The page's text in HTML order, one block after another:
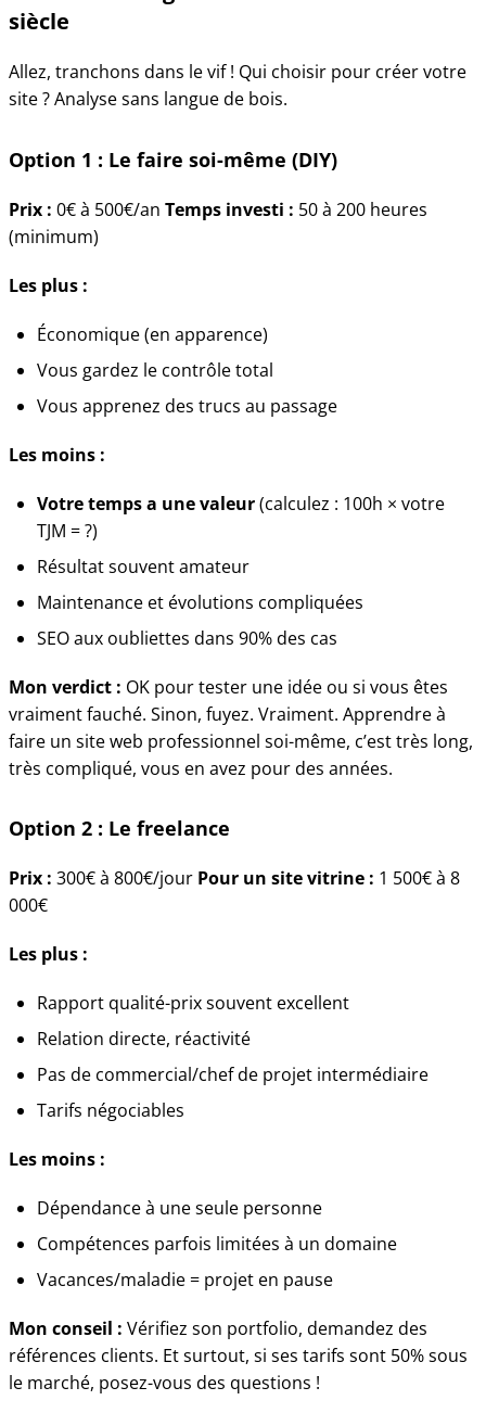
siècle
Allez, tranchons dans le vif ! Qui choisir pour créer votre
site ? Analyse sans langue de bois.
Option 1 : Le faire soi-même (DIY)
Prix : 0€ à 500€/an Temps investi : 50 à 200 heures
(minimum)
Les plus :
Économique (en apparence)
Vous gardez le contrôle total
Vous apprenez des trucs au passage
Les moins :
Votre temps a une valeur(calculez : 100h × votre
TJM = ?)
Résultat souvent amateur
Maintenance et évolutions compliquées
SEO aux oubliettes dans 90% des cas
Mon verdict : OK pour tester une idée ou si vous êtes
vraiment fauché. Sinon, fuyez. Vraiment. Apprendre à
faire un site web professionnel soi-même, c’est très long,
très compliqué, vous en avez pour des années.
Option 2 : Le freelance
Prix : 300€ à 800€/jour Pour un site vitrine : 1 500€ à 8
000€
Les plus :
Rapport qualité-prix souvent excellent
Relation directe, réactivité
Pas de commercial/chef de projet intermédiaire
Tarifs négociables
Les moins :
Dépendance à une seule personne
Compétences parfois limitées à un domaine
Vacances/maladie = projet en pause
Mon conseil : Vérifiez son portfolio, demandez des
références clients. Et surtout, si ses tarifs sont 50% sous
le marché, posez-vous des questions !